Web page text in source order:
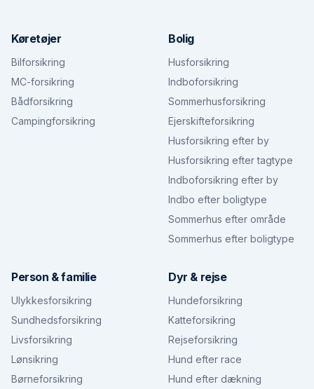
Køretøjer
Bilforsikring
MC-forsikring
Bådforsikring
Campingforsikring
Bolig
Husforsikring
Indboforsikring
Sommerhusforsikring
Ejerskifteforsikring
Husforsikring efter by
Husforsikring efter tagtype
Indboforsikring efter by
Indbo efter boligtype
Sommerhus efter område
Sommerhus efter boligtype
Person & familie
Ulykkesforsikring
Sundhedsforsikring
Livsforsikring
Lønsikring
Børneforsikring
Dyr & rejse
Hundeforsikring
Katteforsikring
Rejseforsikring
Hund efter race
Hund efter dækning